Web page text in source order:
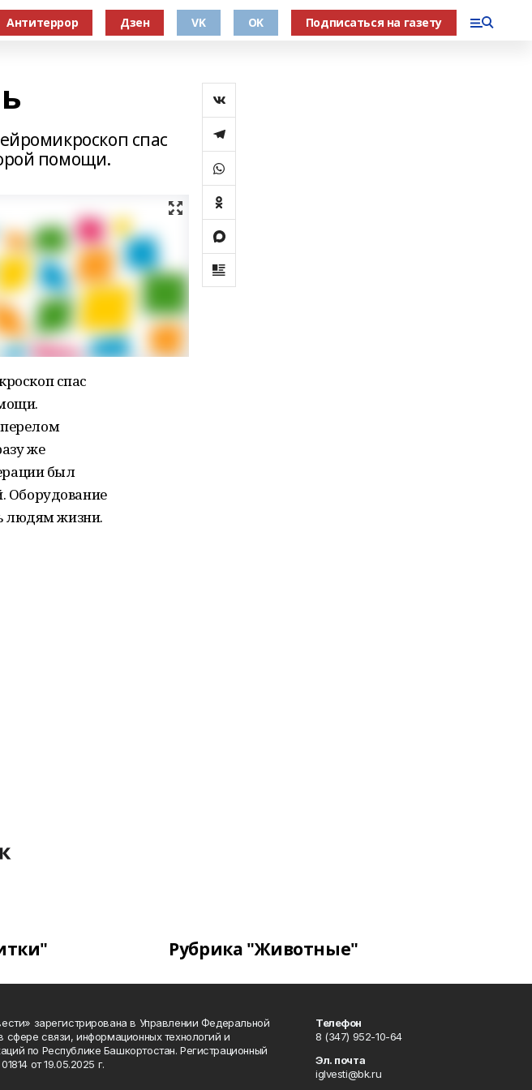
Антитеррор Дзен VK OK Подписаться на газету
спас
помощи.
спас
же
был
Оборудование
людям жизни.
Рубрика "Животные"
зарегистрирована в Управлении Федеральной
сфере связи, информационных технологий и
по Республике Башкортостан. Регистрационный
от 19.05.2025 г.
Телефон
8 (347) 952-10-64
Эл. почта
iglvesti@bk.ru